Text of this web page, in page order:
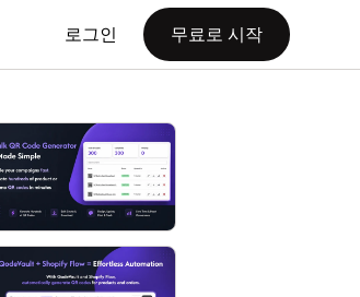
로그인 무료로 시작